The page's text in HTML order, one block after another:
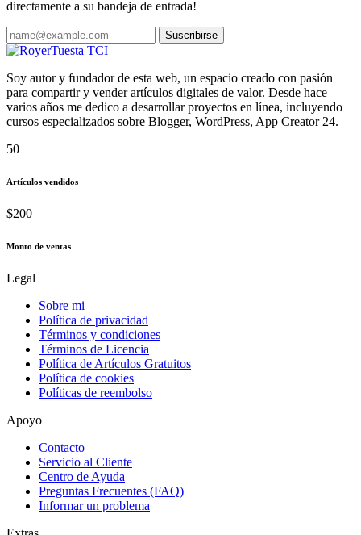
directamente a su bandeja de entrada!
Suscribirse
Soy autor y fundador de esta web, un espacio creado con pasión
para compartir y vender artículos digitales de valor. Desde hace
varios años me dedico a desarrollar proyectos en línea, incluyendo
cursos especializados sobre Blogger, WordPress, App Creator 24.
50
Artículos vendidos
$200
Monto de ventas
Legal
Sobre mi
Política de privacidad
Términos y condiciones
Términos de Licencia
Política de Artículos Gratuitos
Política de cookies
Políticas de reembolso
Apoyo
Contacto
Servicio al Cliente
Centro de Ayuda
Preguntas Frecuentes (FAQ)
Informar un problema